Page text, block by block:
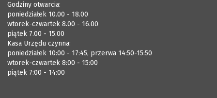
Godziny otwarcia:
poniedziałek 10.00 - 18.00
wtorek-czwartek 8.00 - 16.00
piątek 7.00 - 15.00
Kasa Urzędu czynna:
poniedziałek 10:00 - 17:45, przerwa 14:50-15:50
wtorek-czwartek 8:00 - 15:00
piątek 7:00 - 14:00